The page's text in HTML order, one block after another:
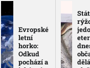
Evropské
letní
horko:
Odkud
pochází a